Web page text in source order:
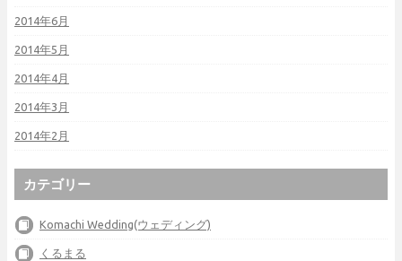
2014年6月
2014年5月
2014年4月
2014年3月
2014年2月
カテゴリー
Komachi Wedding(ウェディング)
くるまる